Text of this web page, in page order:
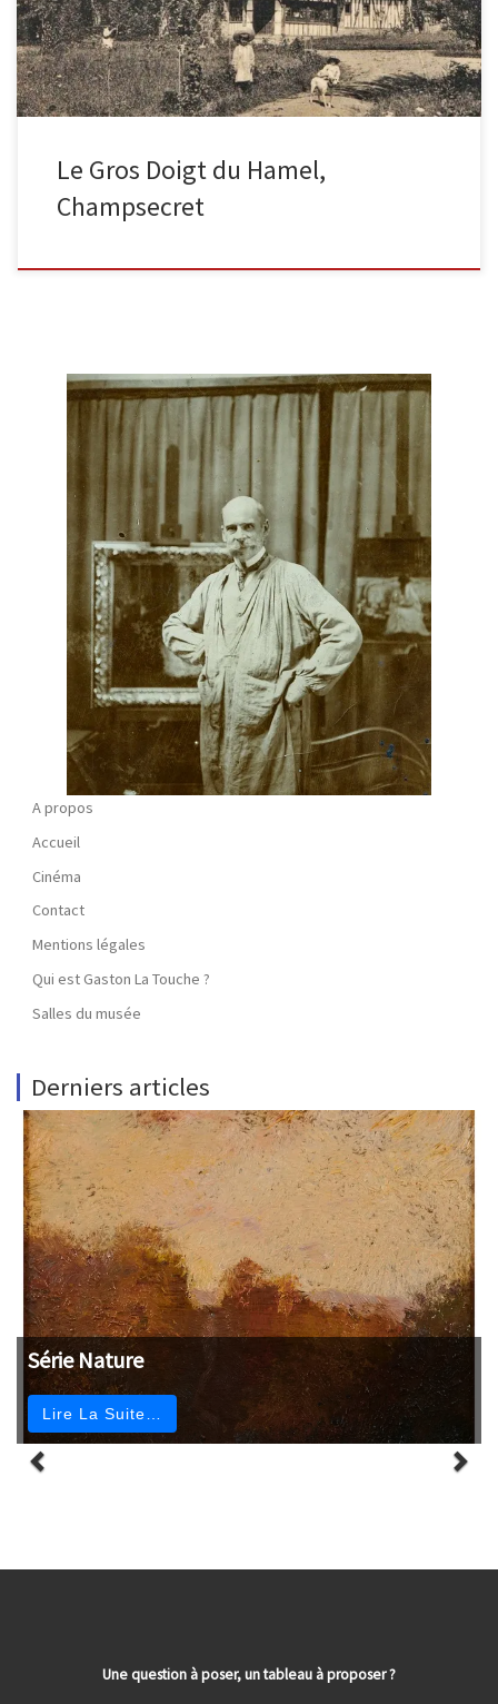
Le Gros Doigt du Hamel,
Champsecret
A propos
Accueil
Cinéma
Contact
Mentions légales
Qui est Gaston La Touche ?
Salles du musée
Derniers articles
Série Nature
Lire La Suite…
Une question à poser, un tableau à proposer ?